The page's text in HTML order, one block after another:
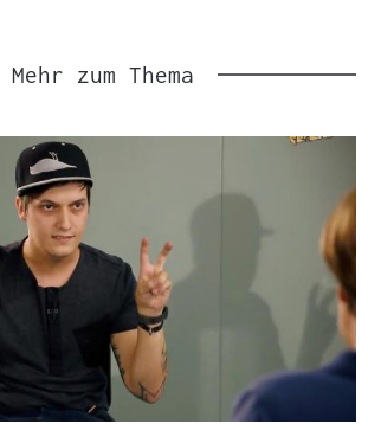
Mehr zum Thema